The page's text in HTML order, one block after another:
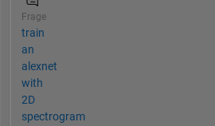
Frage
train
an
alexnet
with
2D
spectrogram